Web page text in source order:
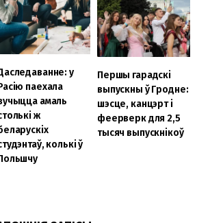
у
паехала
амаль
ж
колькі ў
Першы гарадскі
выпускны ў Гродне:
шэсце, канцэрт і
феерверк для 2,5
тысяч выпускнікоў